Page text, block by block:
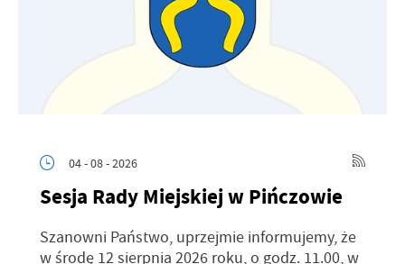
04 - 08 - 2026
Sesja Rady Miejskiej w Pińczowie
Szanowni Państwo, uprzejmie informujemy, że
w środę 12 sierpnia 2026 roku, o godz. 11.00, w